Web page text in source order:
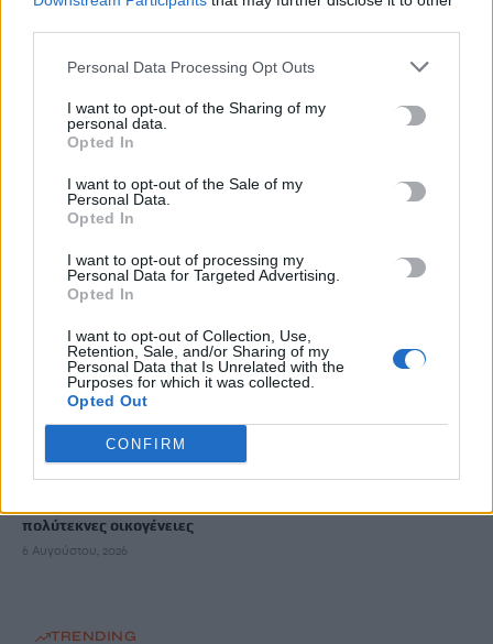
Personal Data Processing Opt Outs
I want to opt-out of the Sharing of my
personal data.
Opted In
I want to opt-out of the Sale of my
Personal Data.
Opted In
I want to opt-out of processing my
Personal Data for Targeted Advertising.
Opted In
I want to opt-out of Collection, Use,
Retention, Sale, and/or Sharing of my
Personal Data that Is Unrelated with the
Purposes for which it was collected.
Opted Out
CONFIRM
Αγιοβασιλιώτικου Παραλιακού Δρόμου
6 Αυγούστου, 2026
90χρονου που εντοπίστηκε μέσα σε καταψύκτη
6 Αυγούστου, 2026
Το Αρκαλοχώρι γιόρτασε τον Προστάτη και Πολιούχο του
Παρατείνονται τα προληπτικά μέτρα στην Κρήτη για την
6 Αυγούστου, 2026
Έκτακτο επίδομα παιδιού: Ποιοι πάνε ταμείο
6 Αυγούστου, 2026
πολύτεκνες οικογένειες
6 Αυγούστου, 2026
TRENDING